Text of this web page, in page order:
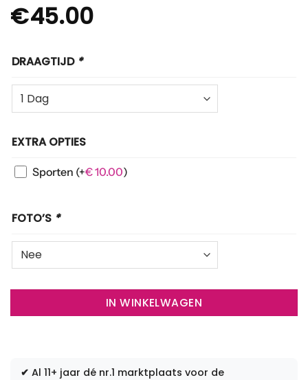
€45.00
DRAAGTIJD *
EXTRA OPTIES
Sporten (+€10.00)
FOTO’S *
IN WINKELWAGEN
✔ Al 11+ jaar dé nr.1 marktplaats voor de